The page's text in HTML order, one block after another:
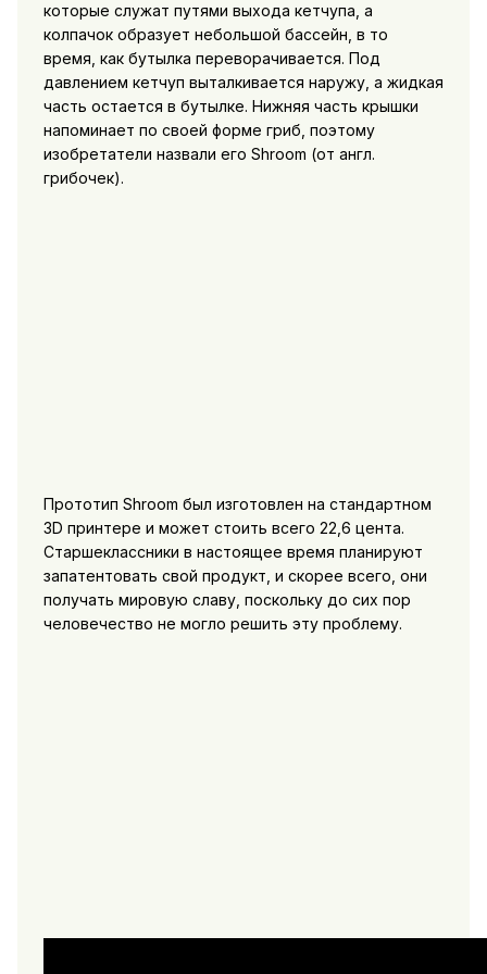
которые служат путями выхода кетчупа, а
колпачок образует небольшой бассейн, в то
время, как бутылка переворачивается. Под
давлением кетчуп выталкивается наружу, а жидкая
часть остается в бутылке. Нижняя часть крышки
напоминает по своей форме гриб, поэтому
изобретатели назвали его Shroom (от англ.
грибочек).
Прототип Shroom был изготовлен на стандартном
3D принтере и может стоить всего 22,6 цента.
Старшеклассники в настоящее время планируют
запатентовать свой продукт, и скорее всего, они
получать мировую славу, поскольку до сих пор
человечество не могло решить эту проблему.